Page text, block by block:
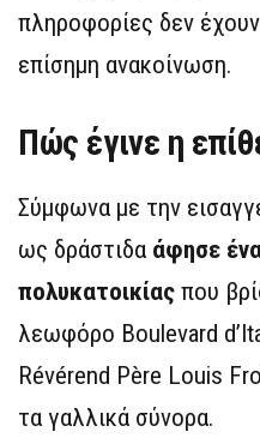
πληροφορίες δεν
επίσημη ανακοίνωση.
Πώς έγινε η
Σύμφωνα με την
ως δράστιδα άφησε
πολυκατοικίας που
λεωφόρο Boulevard
Révérend Père Louis
τα γαλλικά σύνορα.